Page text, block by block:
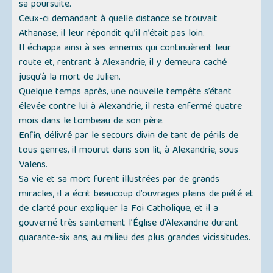
sa poursuite.
Ceux-ci demandant à quelle distance se trouvait
Athanase, il leur répondit qu’il n’était pas loin.
Il échappa ainsi à ses ennemis qui continuèrent leur
route et, rentrant à Alexandrie, il y demeura caché
jusqu’à la mort de Julien.
Quelque temps après, une nouvelle tempête s’étant
élevée contre lui à Alexandrie, il resta enfermé quatre
mois dans le tombeau de son père.
Enfin, délivré par le secours divin de tant de périls de
tous genres, il mourut dans son lit, à Alexandrie, sous
Valens.
Sa vie et sa mort furent illustrées par de grands
miracles, il a écrit beaucoup d’ouvrages pleins de piété et
de clarté pour expliquer la Foi Catholique, et il a
gouverné très saintement l’Église d’Alexandrie durant
quarante-six ans, au milieu des plus grandes vicissitudes.